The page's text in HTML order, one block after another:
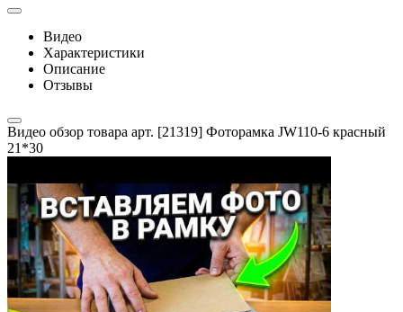
Видео
Характеристики
Описание
Отзывы
Видео обзор товара арт. [21319] Фоторамка JW110-6 красный
21*30